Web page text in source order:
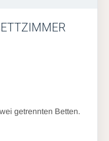
getrennten Betten.